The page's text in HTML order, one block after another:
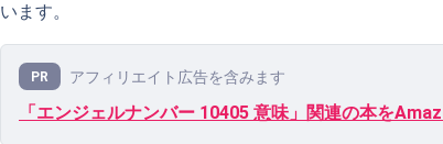
います。
PR アフィリエイト広告を含みます
「エンジェルナンバー 10405 意味」関連の本を